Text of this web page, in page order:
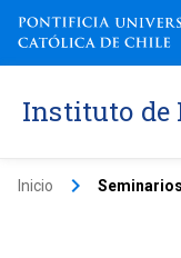
Instituto de
Inicio keyboard_arrow_right Seminarios